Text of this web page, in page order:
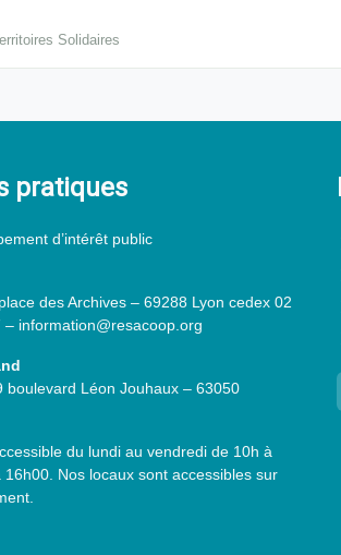
Solidaires
pratiques
d’intérêt public
des Archives – 69288 Lyon cedex 02
information@resacoop.org
boulevard Léon Jouhaux – 63050
du lundi au vendredi de 10h à
Nos locaux sont accessibles sur